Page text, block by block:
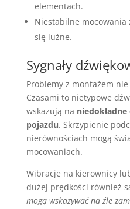
elementach.
Niestabilne mocowania
się luźne.
Sygnały
Problemy z montażem
Czasami to nietypowe
wskazują na
pojazdu. Skrzypienie
nierównościach mogą
mocowaniach.
Wibracje na kierownicy
dużej prędkości również
mogą wskazywać na źle